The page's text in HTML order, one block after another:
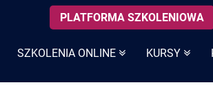
SZKOLENIA ONLINE KURSY
PLATFORMA SZKOLENIOWA